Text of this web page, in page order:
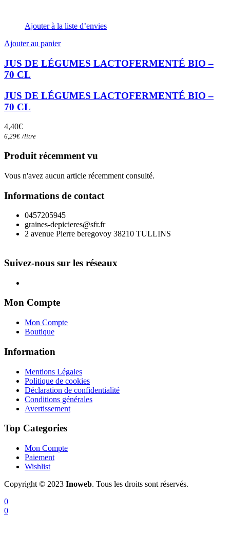
Ajouter à la liste d’envies
Ajouter au panier
JUS DE LÉGUMES LACTOFERMENTÉ BIO –
70 CL
JUS DE LÉGUMES LACTOFERMENTÉ BIO –
70 CL
4,40€
6,29€ /litre
Produit récemment vu
Vous n'avez aucun article récemment consulté.
Informations de contact
0457205945
graines-depicieres@sfr.fr
2 avenue Pierre beregovoy 38210 TULLINS
Suivez-nous sur les réseaux
Mon Compte
Mon Compte
Boutique
Information
Mentions Légales
Politique de cookies
Déclaration de confidentialité
Conditions générales
Avertissement
Top Categories
Mon Compte
Paiement
Wishlist
Copyright © 2023 Inoweb. Tous les droits sont réservés.
0
0